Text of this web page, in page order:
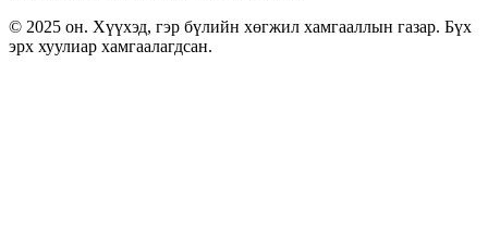
© 2025 он. Хүүхэд, гэр бүлийн хөгжил хамгааллын газар. Бүх
эрх хуулиар хамгаалагдсан.